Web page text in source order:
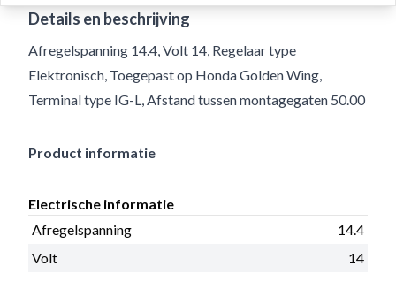
Details en beschrijving
Afregelspanning 14.4, Volt 14, Regelaar type
Elektronisch, Toegepast op Honda Golden Wing,
Terminal type IG-L, Afstand tussen montagegaten 50.00
Product informatie
Electrische informatie
Afregelspanning
14.4
Volt
14